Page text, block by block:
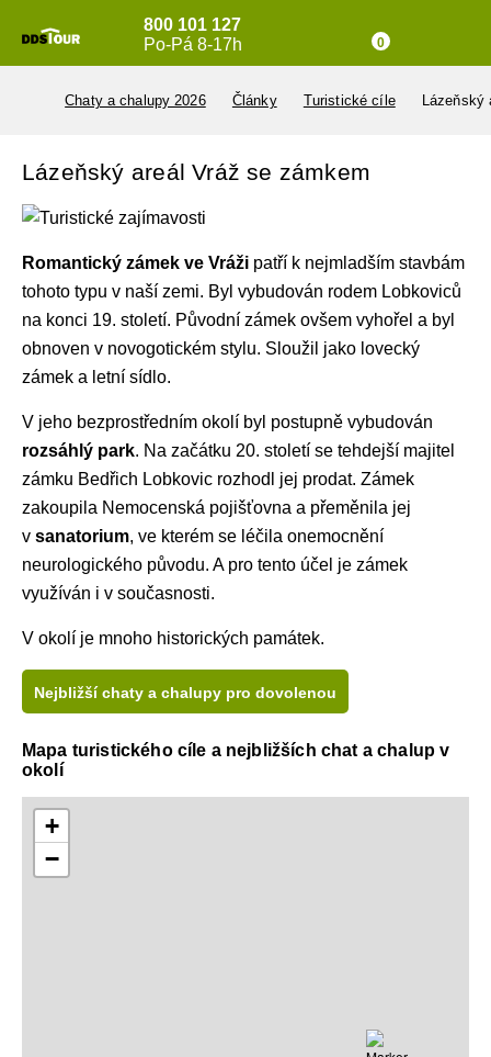
800 101 127
Po-Pá 8-17h
0
Chaty a chalupy 2026 Články Turistické cíle Lázeňský
Lázeňský areál Vráž se zámkem
Romantický zámek ve Vráži patří k nejmladším stavbám
tohoto typu v naší zemi. Byl vybudován rodem Lobkoviců
na konci 19. století. Původní zámek ovšem vyhořel a byl
obnoven v novogotickém stylu. Sloužil jako lovecký
zámek a letní sídlo.
V jeho bezprostředním okolí byl postupně vybudován
rozsáhlý park. Na začátku 20. století se tehdejší majitel
zámku Bedřich Lobkovic rozhodl jej prodat. Zámek
zakoupila Nemocenská pojišťovna a přeměnila jej
v sanatorium, ve kterém se léčila onemocnění
neurologického původu. A pro tento účel je zámek
využíván i v současnosti.
V okolí je mnoho historických památek.
Nejbližší chaty a chalupy pro dovolenou
Mapa turistického cíle a nejbližších chat a chalup v
okolí
+
−